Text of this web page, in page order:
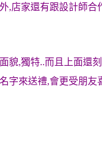
,店家還有跟設計師合
貌,獨特..而且上面還
字來送禮,會更受朋友